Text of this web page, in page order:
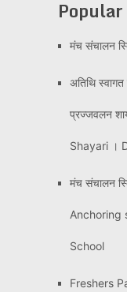
मंच संचालन
अतिथि
प्रज्जवलन
Shayari ।
मंच संचालन
Anchoring
School
Freshers